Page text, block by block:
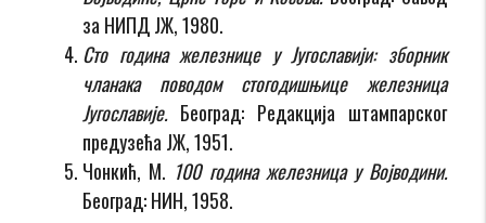
за НИПД ЈЖ, 1980.
Сто година железнице у Југославији: зборник
чланака поводом стогодишњице железница
Југославије.Београд: Редакција штампарског
предузећа ЈЖ, 1951.
Чонкић, М. 100 година железница у Војводини.
Београд: НИН, 1958.